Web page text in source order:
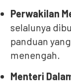
Perwakilan
selalunya
panduan
menengah.
Menteri